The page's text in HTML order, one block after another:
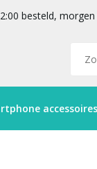
besteld, morgen
accessoires